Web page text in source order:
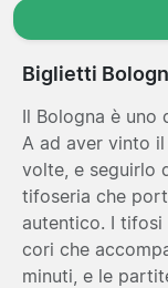
Biglietti
Il Bologna è uno
A ad aver vinto
volte, e seguirlo
tifoseria che
autentico. I
cori che
minuti, e le